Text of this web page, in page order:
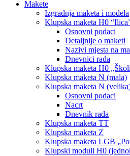
Makete
Izgradnja maketa i modela
Klupska maketa H0
Osnovni podaci
Detaljnije o maketi
Nazivi mjesta na
Dnevnici rada
Klupska maketa H0
Klupska maketa N (mala)
Klupska maketa N
Osnovni podaci
Nacrt
Dnevnik rada
Klupska maketa TT
Klupska maketa Z
Klupska maketa LGB
Klupski moduli H0